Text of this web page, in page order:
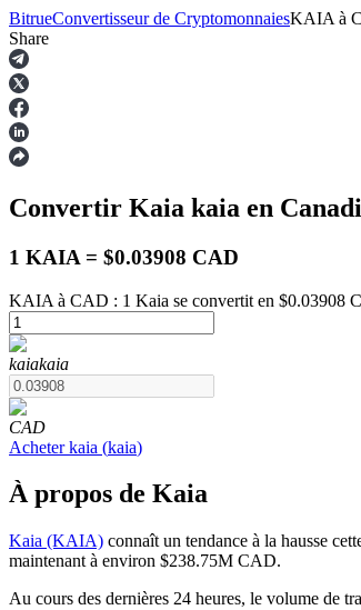
Contrats à terme
Futures USDT
Futures utilisant l'USDT comme garantie
Futures COIN-M
BitrueConvertisseur de CryptomonnaiesKAIA à
Share
Convertir Kaia kaia en
1 KAIA = $0.03908 CAD
KAIA à CAD : 1 Kaia se convertit en $0.03908
kaiakaia
CAD
Acheter kaia (kaia)
À propos de Kaia
Kaia (KAIA) connaît un tendance à la hausse
maintenant à environ $238.75M CAD.
Au cours des dernières 24 heures, le volume de